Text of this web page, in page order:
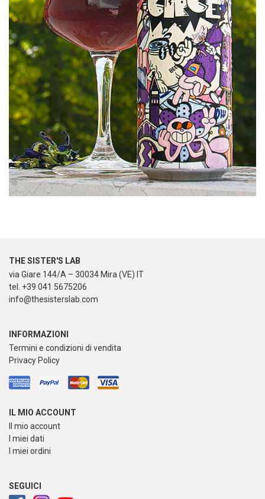
THE SISTER'S LAB
via Giare 144/A – 30034 Mira (VE) IT
tel. +39 041 5675206
info@thesisterslab.com
INFORMAZIONI
Termini e condizioni di vendita
Privacy Policy
IL MIO ACCOUNT
Il mio account
I miei dati
I miei ordini
SEGUICI